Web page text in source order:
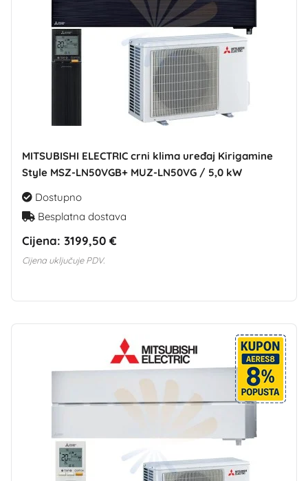
MITSUBISHI ELECTRIC crni klima uređaj Kirigamine
Style MSZ-LN50VGB+ MUZ-LN50VG / 5,0 kW
Dostupno
Besplatna dostava
Cijena: 3199,50 €
Cijena uključuje PDV.